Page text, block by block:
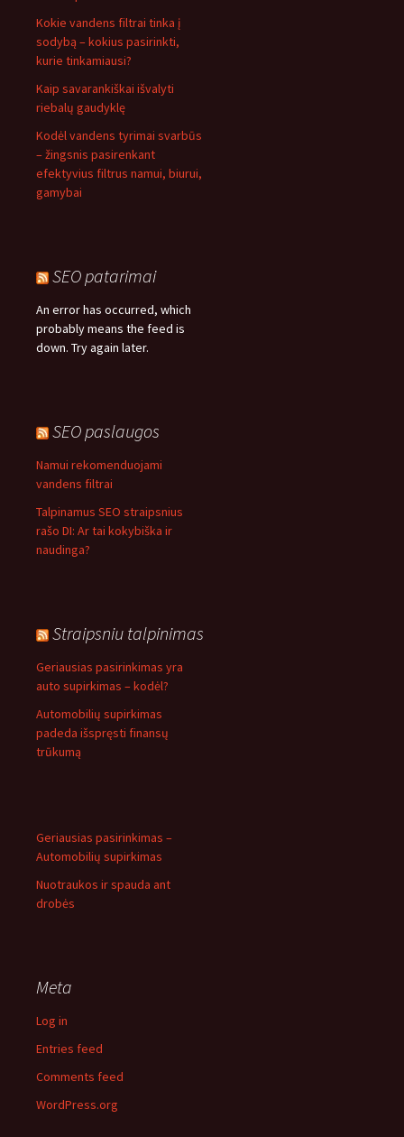
Kokie vandens filtrai tinka į
sodybą – kokius pasirinkti,
kurie tinkamiausi?
Kaip savarankiškai išvalyti
riebalų gaudyklę
Kodėl vandens tyrimai svarbūs
– žingsnis pasirenkant
efektyvius filtrus namui, biurui,
gamybai
SEO patarimai
An error has occurred, which
probably means the feed is
down. Try again later.
SEO paslaugos
Namui rekomenduojami
vandens filtrai
Talpinamus SEO straipsnius
rašo DI: Ar tai kokybiška ir
naudinga?
Straipsniu talpinimas
Geriausias pasirinkimas yra
auto supirkimas – kodėl?
Automobilių supirkimas
padeda išspręsti finansų
trūkumą
Geriausias pasirinkimas –
Automobilių supirkimas
Nuotraukos ir spauda ant
drobės
Meta
Log in
Entries feed
Comments feed
WordPress.org